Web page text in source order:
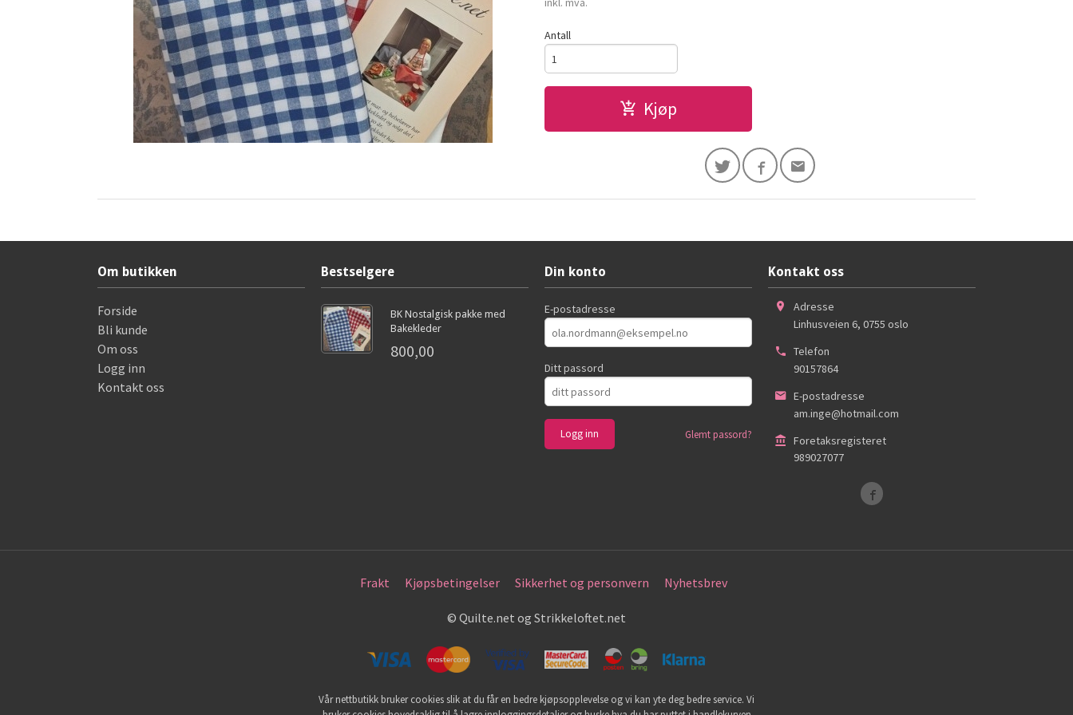
Antall
Kjøp
Om butikken
Forside
Bli kunde
Om oss
Logg inn
Kontakt oss
Bestselgere
BK Nostalgisk pakke med
Bakekleder
800,00
Din konto
E-postadresse
Ditt passord
Glemt passord?
Kontakt oss
Adresse
Linhusveien 6, 0755 oslo
Telefon
90157864
E-postadresse
am.inge@hotmail.com
Foretaksregisteret
989027077
Frakt Kjøpsbetingelser Sikkerhet og personvern Nyhetsbrev
© Quilte.net og Strikkeloftet.net
Vår nettbutikk bruker cookies slik at du får en bedre kjøpsopplevelse og vi kan yte deg bedre service. Vi